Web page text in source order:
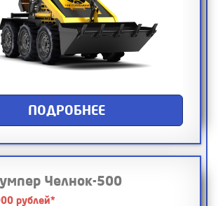
ПОДРОБНЕЕ
Челнок-500
рублей*